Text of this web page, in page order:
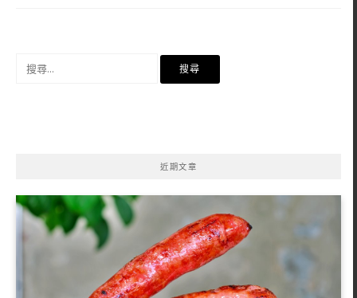
近期文章